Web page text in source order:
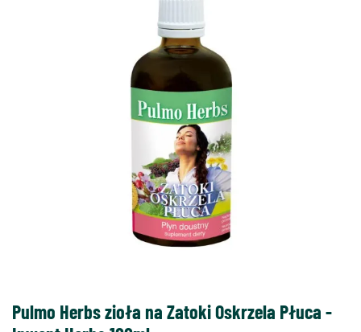
Pulmo Herbs zioła na Zatoki Oskrzela Płuca -